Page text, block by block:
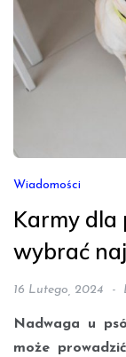
Wiadomości
Karmy dla
wybrać
16 Lutego, 2024
Nadwaga u
może